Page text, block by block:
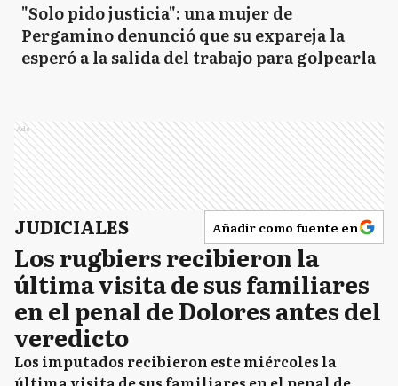
"Solo pido justicia": una mujer de
Pergamino denunció que su expareja la
esperó a la salida del trabajo para golpearla
Ads
JUDICIALES Añadir como fuente en
Los rugbiers recibieron la
última visita de sus familiares
en el penal de Dolores antes del
veredicto
Los imputados recibieron este miércoles la